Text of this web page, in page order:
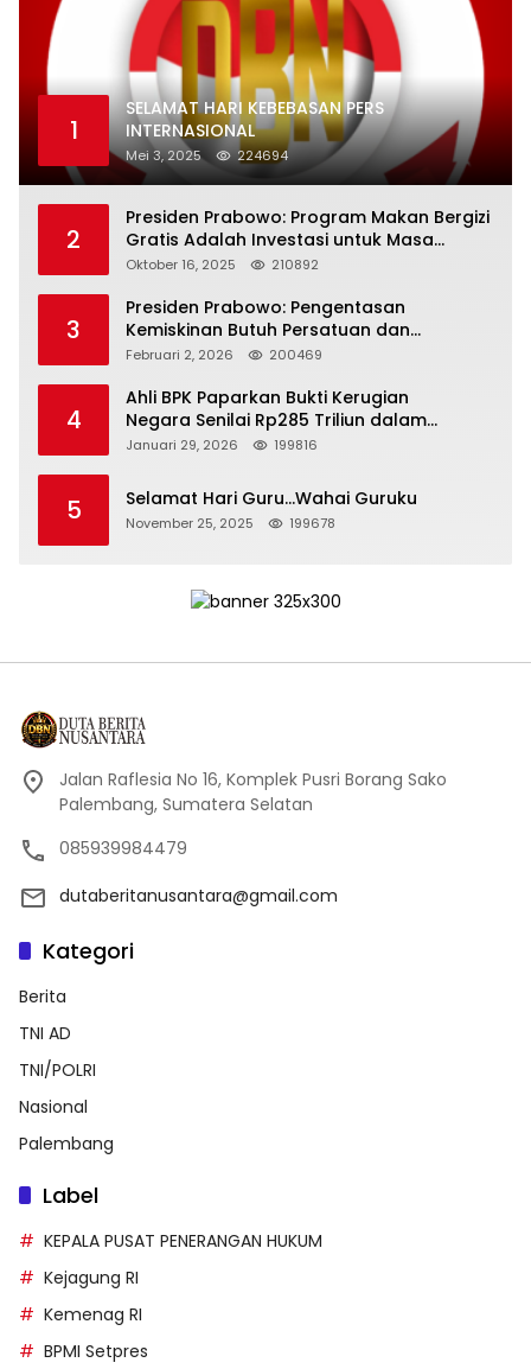
1
SELAMAT HARI KEBEBASAN PERS
INTERNASIONAL
Mei 3, 2025 224694
2
Presiden Prabowo: Program Makan Bergizi
Gratis Adalah Investasi untuk Masa
Depan Bangsa
Oktober 16, 2025 210892
3
Presiden Prabowo: Pengentasan
Kemiskinan Butuh Persatuan dan
Kepemimpinan yang Bertanggung Jawab
Februari 2, 2026 200469
4
Ahli BPK Paparkan Bukti Kerugian
Negara Senilai Rp285 Triliun dalam
Persidangan Korupsi PT Pertamina
Januari 29, 2026 199816
5 Selamat Hari Guru…Wahai Guruku
November 25, 2025 199678
Jalan Raflesia No 16, Komplek Pusri Borang Sako
Palembang, Sumatera Selatan
085939984479
dutaberitanusantara@gmail.com
Kategori
Berita
TNI AD
TNI/POLRI
Nasional
Palembang
Label
KEPALA PUSAT PENERANGAN HUKUM
Kejagung RI
Kemenag RI
BPMI Setpres